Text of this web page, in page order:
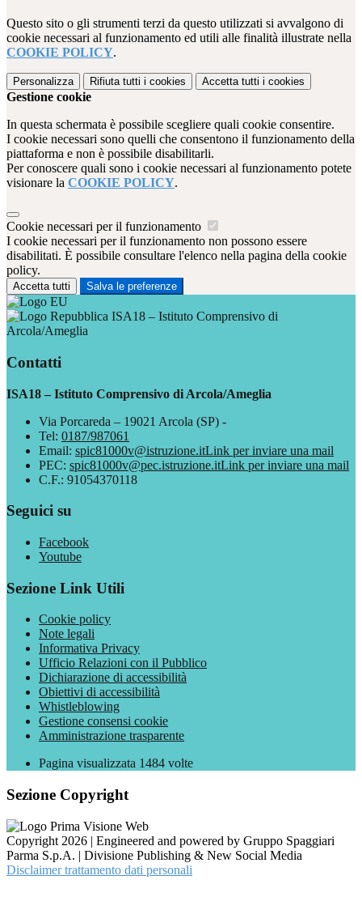
Questo sito o gli strumenti terzi da questo utilizzati si avvalgono di
cookie necessari al funzionamento ed utili alle finalità illustrate nella
COOKIE POLICY.
Personalizza Rifiuta tutti i cookies Accetta tutti i cookies
Gestione cookie
In questa schermata è possibile scegliere quali cookie consentire.
I cookie necessari sono quelli che consentono il funzionamento della
piattaforma e non è possibile disabilitarli.
Per conoscere quali sono i cookie necessari al funzionamento potete
visionare la COOKIE POLICY.
Cookie necessari per il funzionamento
I cookie necessari per il funzionamento non possono essere
disabilitati. È possibile consultare l'elenco nella pagina della cookie
policy.
Accetta tutti Salva le preferenze
ISA18 – Istituto Comprensivo di
Arcola/Ameglia
Contatti
ISA18 – Istituto Comprensivo di Arcola/Ameglia
Via Porcareda – 19021 Arcola (SP) -
Tel: 0187/987061
Email: spic81000v@istruzione.itLink per inviare una mail
PEC: spic81000v@pec.istruzione.itLink per inviare una mail
C.F.: 91054370118
Seguici su
Facebook
Youtube
Sezione Link Utili
Cookie policy
Note legali
Informativa Privacy
Ufficio Relazioni con il Pubblico
Dichiarazione di accessibilità
Obiettivi di accessibilità
Whistleblowing
Gestione consensi cookie
Amministrazione trasparente
Pagina visualizzata 1484 volte
Sezione Copyright
Copyright 2026 | Engineered and powered by Gruppo Spaggiari
Parma S.p.A. | Divisione Publishing & New Social Media
Disclaimer trattamento dati personali